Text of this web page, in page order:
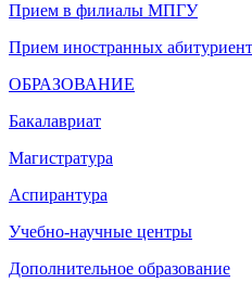
Прием в филиалы МПГУ
Прием иностранных
ОБРАЗОВАНИЕ
Бакалавриат
Магистратура
Аспирантура
Учебно-научные центры
Дополнительное образование